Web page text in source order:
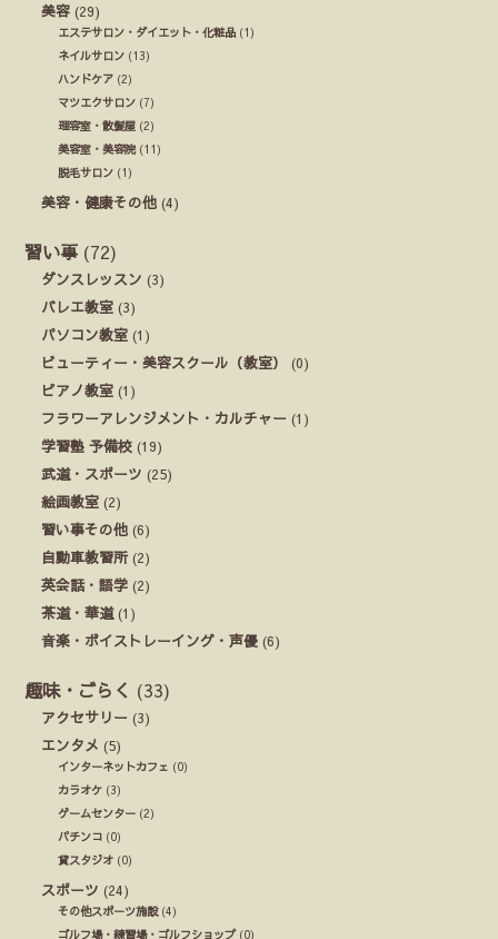
美容 (29)
エステサロン・ダイエット・化粧品 (1)
ネイルサロン (13)
ハンドケア (2)
マツエクサロン (7)
理容室・散髪屋 (2)
美容室・美容院(11)
脱毛サロン (1)
美容・健康その他 (4)
習い事 (72)
ダンスレッスン (3)
バレエ教室 (3)
パソコン教室 (1)
ビューティー・美容スクール（教室）
(0)
ピアノ教室 (1)
フラワーアレンジメント・カルチャー (1)
学習塾 予備校 (19)
武道・スポーツ (25)
絵画教室 (2)
習い事その他 (6)
自動車教習所(2)
英会話・語学 (2)
茶道・華道(1)
音楽・ボイストレーイング・声優 (6)
趣味・ごらく (33)
アクセサリー (3)
エンタメ (5)
インターネットカフェ (0)
カラオケ (3)
ゲームセンター (2)
パチンコ (0)
貸スタジオ (0)
スポーツ (24)
その他スポーツ施設(4)
ゴルフ場・練習場・ゴルフショップ(0)